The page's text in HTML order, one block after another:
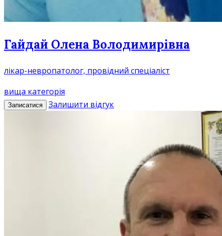
Гайдай Олена Володимирівна
лікар-невропатолог, провідний спеціаліст
вища категорія
Записатися Залишити відгук